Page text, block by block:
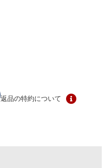
返品の特約について